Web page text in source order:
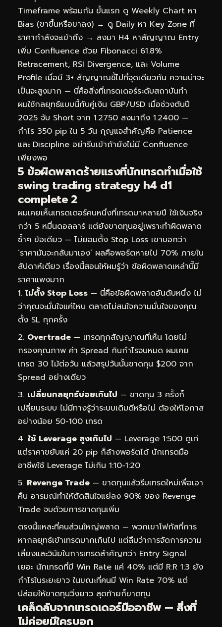
Timeframe พร้อมกัน ขั้นแรก ดู Weekly Chart หา
Bias (ขาขึ้นหรือขาลง) → ดู Daily หา Key Zone ที่
ราคากำลังจะเข้าถึง → ลงมา H4 หาสัญญาณ Entry
เพิ่ม Confluence ด้วย Fibonacci 61.8%
Retracement, RSI Divergence, และ Volume
Profile เมื่อมี 3+ สัญญาณชี้ไปที่จุดเดียวกัน ความน่าจะ
เป็นจะสูงมาก — นี่คือสิ่งที่เทรดเดอร์ระดับสถาบันทำ
ผมใช้กลยุทธ์แบบนี้กับคู่เงิน GBP/USD เมื่อช่วงต้นปี
2025 จับ Short จาก 1.2750 ลงมาถึง 1.2400 —
กำไร 350 pip ใน 5 วัน กุญแจสำคัญคือ Patience
และ Discipline อย่ารีบเข้าถ้ายังไม่มี Confluence
เพียงพอ
5 ข้อผิดพลาดร้ายแรงที่นักเทรดทำเมื่อใช้
swing trading strategy h4 d1
complete 2
ผมเคยเห็นเทรดเดอร์คนหนึ่งที่เทรดมาหลายปี ใช้เงินจริง
กว่า 5 หมื่นดอลลาร์ แต่ยังขาดทุนอยู่เพราะทำผิดพลาด
ซ้ำๆ ข้อเดียว — ไม่ยอมตั้ง Stop Loss เขาบอกว่า
‘ราคามันจะกลับมาเอง’ ผลคือพอร์ตหายไป 70% ภายใน
สัปดาห์เดียว เรื่องนี้สอนให้ผมรู้ว่า ข้อผิดพลาดเหล่านี้มี
ราคาแพงมาก
ไม่ตั้ง Stop Loss — นี่คือข้อผิดพลาดอันดับหนึ่ง ไม่
ว่าคุณจะมั่นใจแค่ไหน ตลาดไม่สนใจความมั่นใจของคุณ
ตั้ง SL ทุกครั้ง
Overtrade — เทรดทุกสัญญาณที่เห็น โดยไม่
กรองคุณภาพ ค่า Spread กินกำไรจนหมด ผมเคย
เทรด 30 ไม้ต่อวัน แล้วสรุปวันนั้นขาดทุน $200 จาก
Spread อย่างเดียว
เปลี่ยนกลยุทธ์บ่อยเกินไป — ขาดทุน 3 ครั้งก็
เปลี่ยนระบบ ไม่มีทางรู้ว่าระบบเดิมดีหรือไม่ ต้องให้โอกาส
อย่างน้อย 50-100 เทรด
ใช้ Leverage สูงเกินไป — Leverage 1:500 ดูเท่
แต่ราคาขยับแค่ 20 pip ก็ล้างพอร์ตได้ นักเทรดมือ
อาชีพใช้ Leverage ไม่เกิน 1:10-1:20
Revenge Trade — ขาดทุนแล้วรีบเทรดใหม่เพื่อเอา
คืน อารมณ์ทำให้ตัดสินใจแย่ลง 90% ของ Revenge
Trade จบด้วยการขาดทุนเพิ่ม
ตรงนี้แหละที่คนส่วนใหญ่พลาด — พวกเขาโฟกัสที่การ
หากลยุทธ์เข้าเทรดมากเกินไป แต่ลืมว่าการจัดการความ
เสี่ยงและวินัยในการเทรดสำคัญกว่า Entry Signal
เยอะ นักเทรดที่มี Win Rate แค่ 40% แต่มี R:R 1:3 ยัง
กำไรในระยะยาว ในขณะที่คนมี Win Rate 70% แต่
ปล่อยให้ขาดทุนวิ่งยาว สุดท้ายก็ขาดทุน
เคล็ดลับจากเทรดเดอร์มืออาชีพ — สิ่งที่
ไม่ค่อยมีใครบอก